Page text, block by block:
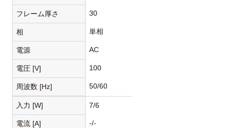
フレーム厚さ 30
相 単相
電源 AC
電圧 [V] 100
周波数 [Hz] 50/60
入力 [W] 7/6
電流 [A] -/-